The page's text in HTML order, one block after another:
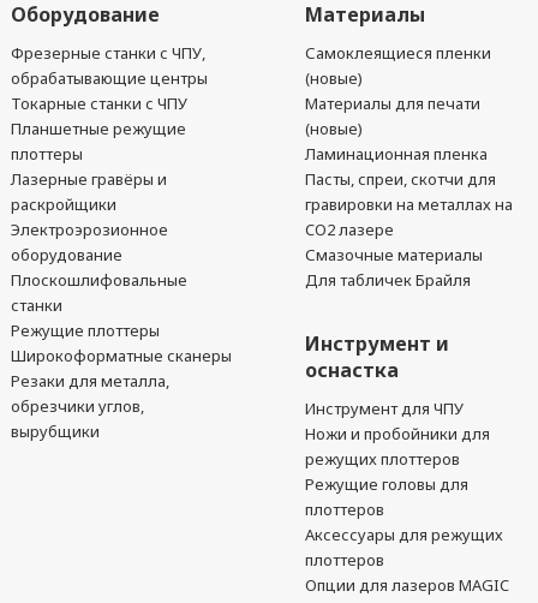
Оборудование
Фрезерные станки с ЧПУ,
обрабатывающие центры
Токарные станки с ЧПУ
Планшетные режущие
плоттеры
Лазерные гравёры и
раскройщики
Электроэрозионное
оборудование
Плоскошлифовальные
станки
Режущие плоттеры
Широкоформатные сканеры
Резаки для металла,
обрезчики углов,
вырубщики
Материалы
Самоклеящиеся пленки
(новые)
Материалы для печати
(новые)
Ламинационная пленка
Пасты, спреи, скотчи для
гравировки на металлах на
CO2 лазере
Смазочные материалы
Для табличек Брайля
Инструмент и
оснастка
Инструмент для ЧПУ
Ножи и пробойники для
режущих плоттеров
Режущие головы для
плоттеров
Аксессуары для режущих
плоттеров
Опции для лазеров MAGIC